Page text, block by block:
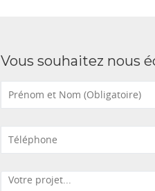
Vous souhaitez nous